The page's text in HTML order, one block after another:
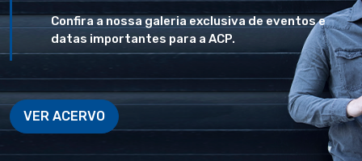
Confira a nossa galeria exclusiva de eventos e
datas importantes para a ACP.
VER ACERVO